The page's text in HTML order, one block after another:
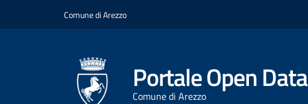
Comune di Arezzo
Portale Open Data
Comune di Arezzo